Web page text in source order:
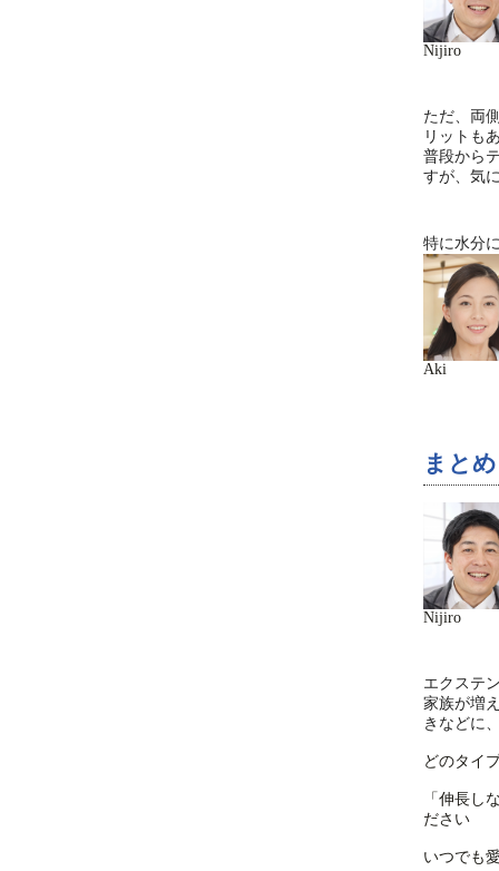
Nijiro
ただ、両
リットも
普段から
すが、気
特に水分
Aki
まとめ
Nijiro
エクステ
家族が増
きなどに
どのタイ
「伸長し
ださい
いつでも